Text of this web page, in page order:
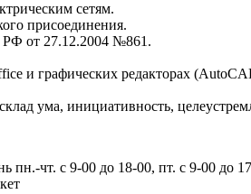
сетям.
присоединения.
РФ от 27.12.2004 №861.
и графических редакторах
ума, инициативность,
пн.-чт. с 9-00 до 18-00, пт. с 9-00 до